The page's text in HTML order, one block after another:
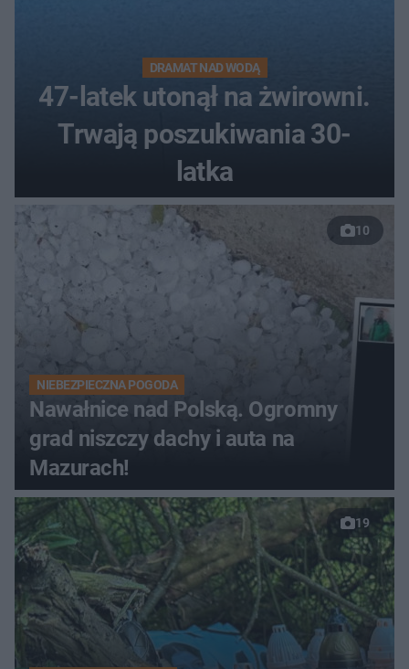
DRAMAT NAD WODĄ
47-latek utonął na żwirowni.
Trwają poszukiwania 30-
latka
10
NIEBEZPIECZNA POGODA
Nawałnice nad Polską. Ogromny
grad niszczy dachy i auta na
Mazurach!
19